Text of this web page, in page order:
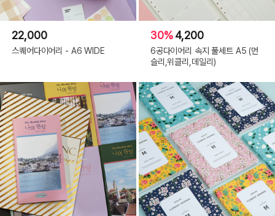
22,000
스퀘어다이어리 - A6 WIDE
30%4,200
6공다이어리 속지 풀세트 A5 (먼
슬리,위클리,데일리)